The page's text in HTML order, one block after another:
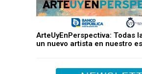
ArteUyEnPerspectiva: Todas
un nuevo artista en nuestro